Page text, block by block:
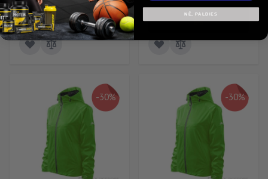
-30% -30%
NĒ, PALDIES